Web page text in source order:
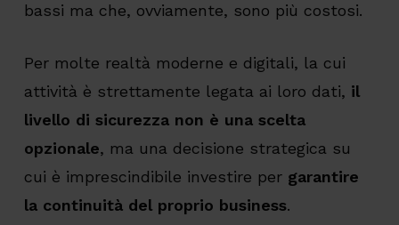
bassi ma che, ovviamente, sono più costosi.
Per molte realtà moderne e digitali, la cui
attività è strettamente legata ai loro dati, il
livello di sicurezza non è una scelta
opzionale, ma una decisione strategica su
cui è imprescindibile investire per garantire
la continuità del proprio business.